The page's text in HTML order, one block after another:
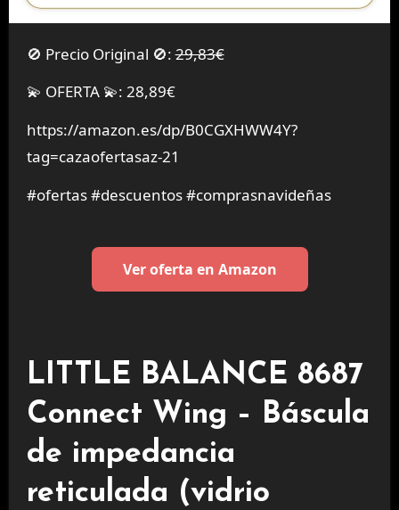
🚫 Precio Original 🚫:29,83€
💫 OFERTA 💫: 28,89€
https://amazon.es/dp/B0CGXHWW4Y?
tag=cazaofertasaz-21
#ofertas #descuentos #comprasnavideñas
Ver oferta en Amazon
LITTLE BALANCE 8687
Connect Wing – Báscula
de impedancia
reticulada (vidrio